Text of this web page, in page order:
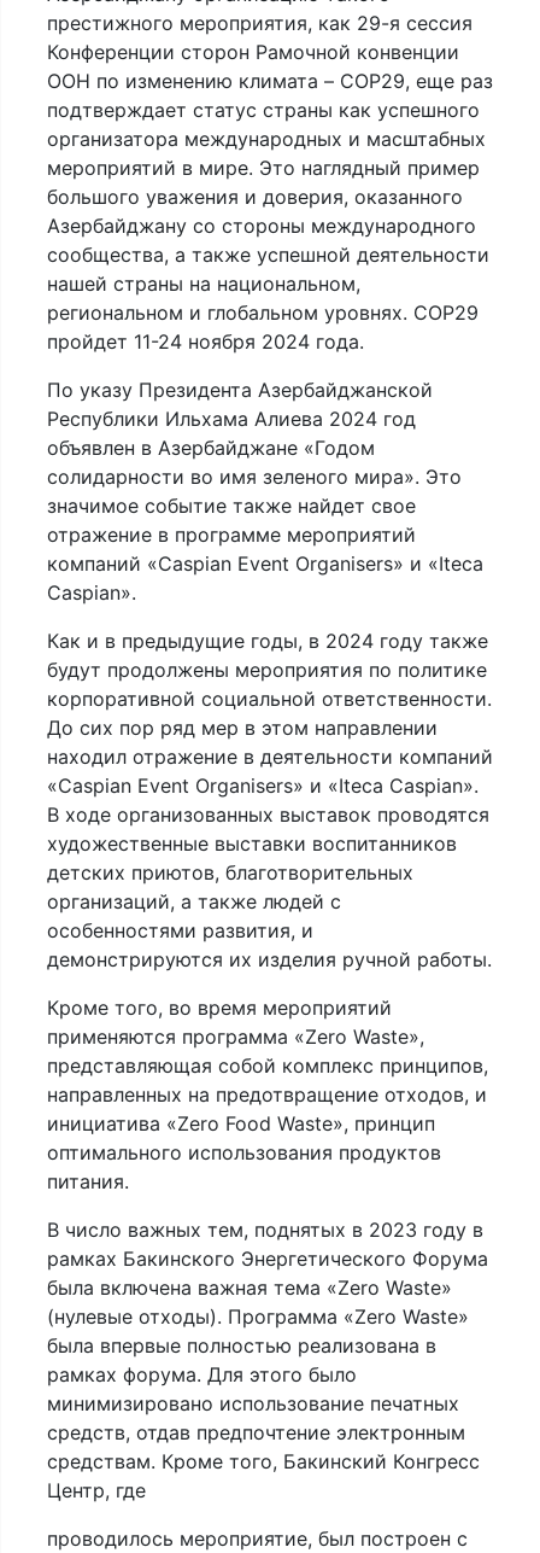
престижного мероприятия, как 29-я сессия
Конференции сторон Рамочной конвенции
ООН по изменению климата – COP29, еще раз
подтверждает статус страны как успешного
организатора международных и масштабных
мероприятий в мире. Это наглядный пример
большого уважения и доверия, оказанного
Азербайджану со стороны международного
сообщества, а также успешной деятельности
нашей страны на национальном,
региональном и глобальном уровнях. COP29
пройдет 11-24 ноября 2024 года.
По указу Президента Азербайджанской
Республики Ильхама Алиева 2024 год
объявлен в Азербайджане «Годом
солидарности во имя зеленого мира». Это
значимое событие также найдет свое
отражение в программе мероприятий
компаний «Caspian Event Organisers» и «Iteca
Caspian».
Как и в предыдущие годы, в 2024 году также
будут продолжены мероприятия по политике
корпоративной социальной ответственности.
До сих пор ряд мер в этом направлении
находил отражение в деятельности компаний
«Caspian Event Organisers» и «Iteca Caspian».
В ходе организованных выставок проводятся
художественные выставки воспитанников
детских приютов, благотворительных
организаций, а также людей с
особенностями развития, и
демонстрируются их изделия ручной работы.
Кроме того, во время мероприятий
применяются программа «Zero Waste»,
представляющая собой комплекс принципов,
направленных на предотвращение отходов, и
инициатива «Zero Food Waste», принцип
оптимального использования продуктов
питания.
В число важных тем, поднятых в 2023 году в
рамках Бакинского Энергетического Форума
была включена важная тема «Zero Waste»
(нулевые отходы). Программа «Zero Waste»
была впервые полностью реализована в
рамках форума. Для этого было
минимизировано использование печатных
средств, отдав предпочтение электронным
средствам. Кроме того, Бакинский Конгресс
Центр, где
проводилось мероприятие, был построен с